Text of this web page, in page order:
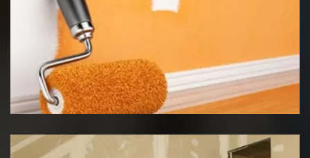
Peinture intérieur